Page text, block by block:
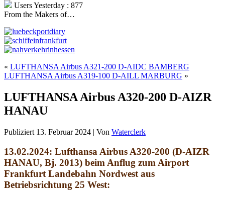
Users Yesterday : 877
From the Makers of…
« LUFTHANSA Airbus A321-200 D-AIDC BAMBERG
LUFTHANSA Airbus A319-100 D-AILL MARBURG »
LUFTHANSA Airbus A320-200 D-AIZR
HANAU
Publiziert 13. Februar 2024 | Von Waterclerk
13.02.2024: Lufthansa Airbus A320-200 (D-AIZR
HANAU, Bj. 2013) beim Anflug zum Airport
Frankfurt Landebahn Nordwest aus
Betriebsrichtung 25 West: